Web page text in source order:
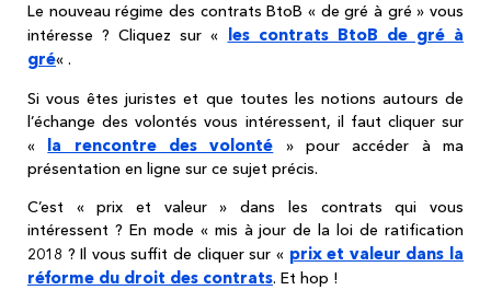
Le nouveau régime des contrats BtoB « de gré à gré » vous
intéresse ? Cliquez sur «
les contrats BtoB de gré à
gré« .
Si vous êtes juristes et que toutes les notions autours de
l’échange des volontés vous intéressent, il faut cliquer sur
« la rencontre des volonté » pour accéder à ma
présentation en ligne sur ce sujet précis.
C’est « prix et valeur » dans les contrats qui vous
intéressent ? En mode « mis à jour de la loi de ratification
2018 ? Il vous suffit de cliquer sur « prix et valeur dans la
réforme du droit des contrats. Et hop !